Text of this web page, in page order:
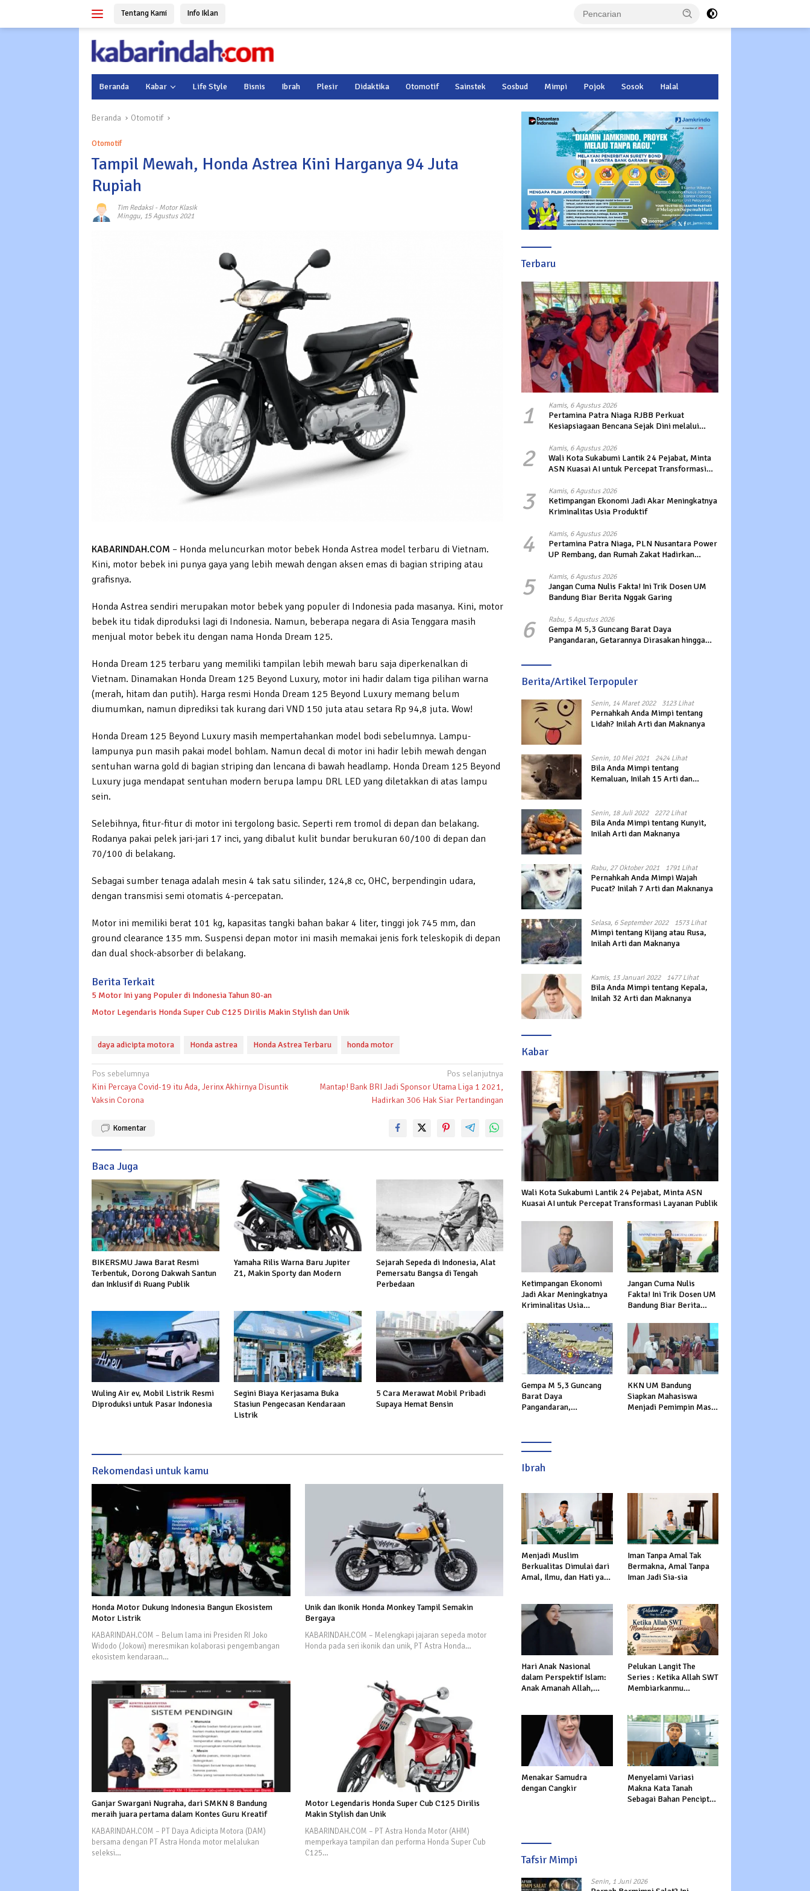
Tentang Kami Info Iklan
Beranda Kabar Life Style Bisnis Ibrah Plesir Didaktika Otomotif Sainstek Sosbud Mimpi Pojok Sosok Halal
Beranda Otomotif
Otomotif
Tampil Mewah, Honda Astrea Kini Harganya 94 Juta
Rupiah
Tim Redaksi- Motor Klasik
Minggu, 15 Agustus 2021
KABARINDAH.COM – Honda meluncurkan motor bebek Honda Astrea model terbaru di Vietnam.
Kini, motor bebek ini punya gaya yang lebih mewah dengan aksen emas di bagian striping atau
grafisnya.
Honda Astrea sendiri merupakan motor bebek yang populer di Indonesia pada masanya. Kini, motor
bebek itu tidak diproduksi lagi di Indonesia. Namun, beberapa negara di Asia Tenggara masih
menjual motor bebek itu dengan nama Honda Dream 125.
Honda Dream 125 terbaru yang memiliki tampilan lebih mewah baru saja diperkenalkan di
Vietnam. Dinamakan Honda Dream 125 Beyond Luxury, motor ini hadir dalam tiga pilihan warna
(merah, hitam dan putih). Harga resmi Honda Dream 125 Beyond Luxury memang belum
diumumkan, namun diprediksi tak kurang dari VND 150 juta atau setara Rp 94,8 juta. Wow!
Honda Dream 125 Beyond Luxury masih mempertahankan model bodi sebelumnya. Lampu-
lampunya pun masih pakai model bohlam. Namun decal di motor ini hadir lebih mewah dengan
sentuhan warna gold di bagian striping dan lencana di bawah headlamp. Honda Dream 125 Beyond
Luxury juga mendapat sentuhan modern berupa lampu DRL LED yang diletakkan di atas lampu
sein.
Selebihnya, fitur-fitur di motor ini tergolong basic. Seperti rem tromol di depan dan belakang.
Rodanya pakai pelek jari-jari 17 inci, yang dibalut kulit bundar berukuran 60/100 di depan dan
70/100 di belakang.
Sebagai sumber tenaga adalah mesin 4 tak satu silinder, 124,8 cc, OHC, berpendingin udara,
dengan transmisi semi otomatis 4-percepatan.
Motor ini memiliki berat 101 kg, kapasitas tangki bahan bakar 4 liter, tinggi jok 745 mm, dan
ground clearance 135 mm. Suspensi depan motor ini masih memakai jenis fork teleskopik di depan
dan dual shock-absorber di belakang.
Berita Terkait
5 Motor Ini yang Populer di Indonesia Tahun 80-an
Motor Legendaris Honda Super Cub C125 Dirilis Makin Stylish dan Unik
daya adicipta motora Honda astrea Honda Astrea Terbaru honda motor
Navigasi
pos
Pos sebelumnya
Kini Percaya Covid-19 itu Ada, Jerinx Akhirnya Disuntik
Vaksin Corona
Pos selanjutnya
Mantap! Bank BRI Jadi Sponsor Utama Liga 1 2021,
Hadirkan 306 Hak Siar Pertandingan
Komentar
Baca Juga
BIKERSMU Jawa Barat Resmi
Terbentuk, Dorong Dakwah Santun
dan Inklusif di Ruang Publik
Yamaha Rilis Warna Baru Jupiter
Z1, Makin Sporty dan Modern
Sejarah Sepeda di Indonesia, Alat
Pemersatu Bangsa di Tengah
Perbedaan
Wuling Air ev, Mobil Listrik Resmi
Diproduksi untuk Pasar Indonesia
Segini Biaya Kerjasama Buka
Stasiun Pengecasan Kendaraan
Listrik
5 Cara Merawat Mobil Pribadi
Supaya Hemat Bensin
Rekomendasi untuk kamu
Honda Motor Dukung Indonesia Bangun Ekosistem
Motor Listrik
KABARINDAH.COM – Belum lama ini Presiden RI Joko
Widodo (Jokowi) meresmikan kolaborasi pengembangan
ekosistem kendaraan…
Unik dan Ikonik Honda Monkey Tampil Semakin
Bergaya
KABARINDAH.COM – Melengkapi jajaran sepeda motor
Honda pada seri ikonik dan unik, PT Astra Honda…
Ganjar Swargani Nugraha, dari SMKN 8 Bandung
meraih juara pertama dalam Kontes Guru Kreatif
KABARINDAH.COM – PT Daya Adicipta Motora (DAM)
bersama dengan PT Astra Honda motor melalukan
seleksi…
Motor Legendaris Honda Super Cub C125 Dirilis
Makin Stylish dan Unik
KABARINDAH.COM – PT Astra Honda Motor (AHM)
memperkaya tampilan dan performa Honda Super Cub
C125…
Terbaru
1 Kamis, 6 Agustus 2026
Pertamina Patra Niaga RJBB Perkuat
Kesiapsiagaan Bencana Sejak Dini melalui
2 Kamis, 6 Agustus 2026
Wali Kota Sukabumi Lantik 24 Pejabat, Minta
ASN Kuasai AI untuk Percepat Transformasi
3 Kamis, 6 Agustus 2026
Ketimpangan Ekonomi Jadi Akar Meningkatnya
Kriminalitas Usia Produktif
4 Kamis, 6 Agustus 2026
Pertamina Patra Niaga, PLN Nusantara Power
UP Rembang, dan Rumah Zakat Hadirkan
Gempa di Sigi
5 Kamis, 6 Agustus 2026
Jangan Cuma Nulis Fakta! Ini Trik Dosen UM
Bandung Biar Berita Nggak Garing
6 Rabu, 5 Agustus 2026
Gempa M 5,3 Guncang Barat Daya
Pangandaran, Getarannya Dirasakan hingga
Berita/Artikel Terpopuler
Senin, 14 Maret 2022 3123 Lihat
Pernahkah Anda Mimpi tentang
Lidah? Inilah Arti dan Maknanya
Senin, 10 Mei 2021 2424 Lihat
Bila Anda Mimpi tentang
Kemaluan, Inilah 15 Arti dan
Senin, 18 Juli 2022 2272 Lihat
Bila Anda Mimpi tentang Kunyit,
Inilah Arti dan Maknanya
Rabu, 27 Oktober 2021 1791 Lihat
Pernahkah Anda Mimpi Wajah
Pucat? Inilah 7 Arti dan Maknanya
Selasa, 6 September 2022 1573 Lihat
Mimpi tentang Kijang atau Rusa,
Inilah Arti dan Maknanya
Kamis, 13 Januari 2022 1477 Lihat
Bila Anda Mimpi tentang Kepala,
Inilah 32 Arti dan Maknanya
Kabar
Wali Kota Sukabumi Lantik 24 Pejabat, Minta ASN
Kuasai AI untuk Percepat Transformasi Layanan Publik
Ketimpangan Ekonomi
Jadi Akar Meningkatnya
Kriminalitas Usia
Jangan Cuma Nulis
Fakta! Ini Trik Dosen UM
Bandung Biar Berita
Gempa M 5,3 Guncang
Barat Daya
Pangandaran,
KKN UM Bandung
Siapkan Mahasiswa
Menjadi Pemimpin Masa
Ibrah
Menjadi Muslim
Berkualitas Dimulai dari
Amal, Ilmu, dan Hati yang
Iman Tanpa Amal Tak
Bermakna, Amal Tanpa
Iman Jadi Sia-sia
Hari Anak Nasional
dalam Perspektif Islam:
Anak Amanah Allah,
Pelukan Langit The
Series : Ketika Allah SWT
Membiarkanmu
Menakar Samudra
dengan Cangkir
Menyelami Variasi
Makna Kata Tanah
Sebagai Bahan Pencipta
Tafsir Mimpi
Senin, 1 Juni 2026